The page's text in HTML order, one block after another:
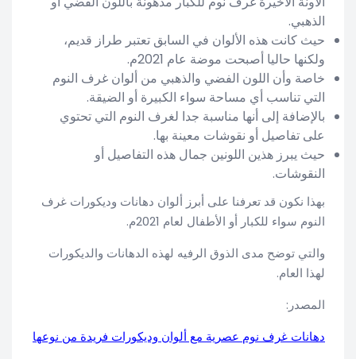
الذهبي.
حيث كانت هذه الألوان في السابق تعتبر طراز قديم،
ولكنها حاليا أصبحت موضة عام 2021م.
خاصة وأن اللون الفضي والذهبي من ألوان غرف النوم
التي تناسب أي مساحة سواء الكبيرة أو الضيقة.
بالإضافة إلى أنها مناسبة جدا لغرف النوم التي تحتوي
على تفاصيل أو نقوشات معينة بها.
حيث يبرز هذين اللونين جمال هذه التفاصيل أو
النقوشات.
بهذا نكون قد تعرفنا على أبرز ألوان دهانات وديكورات غرف
النوم سواء للكبار أو الأطفال لعام 2021م.
والتي توضح مدى الذوق الرفيه لهذه الدهانات والديكورات
لهذا العام.
المصدر:
دهانات غرف نوم عصرية مع ألوان وديكورات فريدة من نوعها